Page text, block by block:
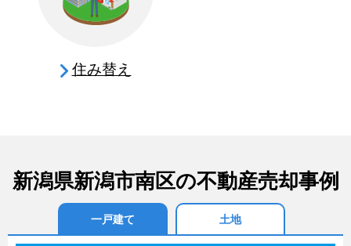
住み替え
新潟県新潟市南区の不動産売却事例
一戸建て 土地